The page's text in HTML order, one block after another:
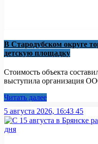
В Стародубском округе
детскую площадку
Стоимость объекта
выступила организация
Читать далее
5 августа 2026, 16:43 45